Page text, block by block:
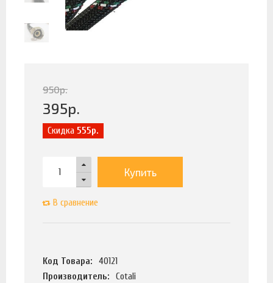
950р.
395р.
Скидка 555р.
Купить
В сравнение
Код Товара:
40121
Производитель:
Cotali